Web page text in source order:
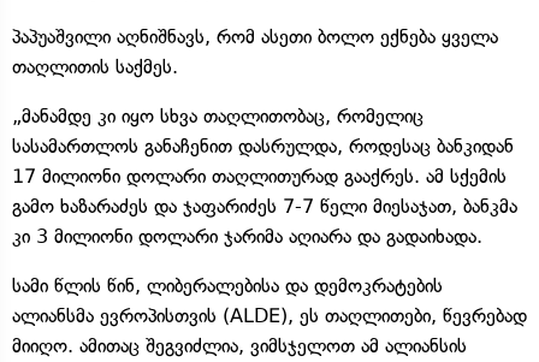
პაპუაშვილი აღნიშნავს, რომ ასეთი ბოლო ექნება ყველა
თაღლითის საქმეს.
„მანამდე კი იყო სხვა თაღლითობაც, რომელიც
სასამართლოს განაჩენით დასრულდა, როდესაც ბანკიდან
17 მილიონი დოლარი თაღლითურად გააქრეს. ამ სქემის
გამო ხაზარაძეს და ჯაფარიძეს 7-7 წელი მიესაჯათ, ბანკმა
კი 3 მილიონი დოლარი ჯარიმა აღიარა და გადაიხადა.
სამი წლის წინ, ლიბერალებისა და დემოკრატების
ალიანსმა ევროპისთვის (ALDE), ეს თაღლითები, წევრებად
მიიღო. ამითაც შეგვიძლია, ვიმსჯელოთ ამ ალიანსის